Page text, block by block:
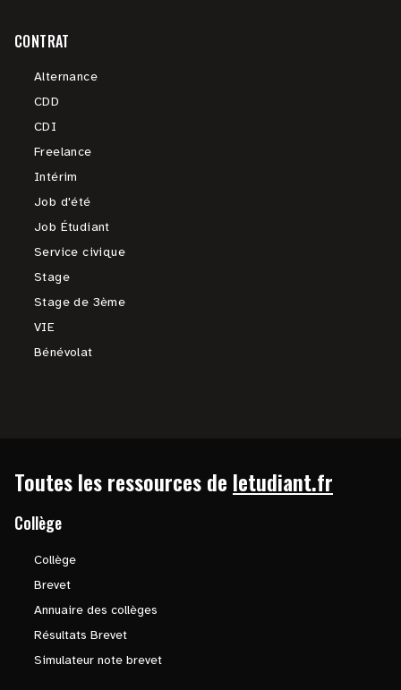
CONTRAT
Alternance
CDD
CDI
Freelance
Intérim
Job d'été
Job Étudiant
Service civique
Stage
Stage de 3ème
VIE
Bénévolat
Toutes les ressources de letudiant.fr
Collège
Collège
Brevet
Annuaire des collèges
Résultats Brevet
Simulateur note brevet